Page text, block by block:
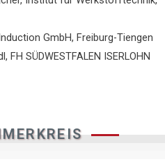
GmbH, Freiburg-Tiengen
FH SÜDWESTFALEN ISERLOHN